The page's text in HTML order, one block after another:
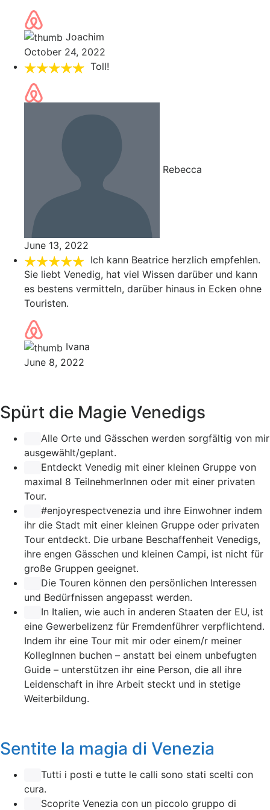
Joachim
October 24, 2022
Toll!
Rebecca
June 13, 2022
Ich kann Beatrice herzlich empfehlen.
Sie liebt Venedig, hat viel Wissen darüber und kann
es bestens vermitteln, darüber hinaus in Ecken ohne
Touristen.
Ivana
June 8, 2022
Spürt die Magie Venedigs
Alle Orte und Gässchen werden sorgfältig von mir
ausgewählt/geplant.
Entdeckt Venedig mit einer kleinen Gruppe von
maximal 8 TeilnehmerInnen oder mit einer privaten
Tour.
#enjoyrespectvenezia und ihre Einwohner indem
ihr die Stadt mit einer kleinen Gruppe oder privaten
Tour entdeckt. Die urbane Beschaffenheit Venedigs,
ihre engen Gässchen und kleinen Campi, ist nicht für
große Gruppen geeignet.
Die Touren können den persönlichen Interessen
und Bedürfnissen angepasst werden.
In Italien, wie auch in anderen Staaten der EU, ist
eine Gewerbelizenz für Fremdenführer verpflichtend.
Indem ihr eine Tour mit mir oder einem/r meiner
KollegInnen buchen – anstatt bei einem unbefugten
Guide – unterstützen ihr eine Person, die all ihre
Leidenschaft in ihre Arbeit steckt und in stetige
Weiterbildung.
Sentite la magia di Venezia
Tutti i posti e tutte le calli sono stati scelti con
cura.
Scoprite Venezia con un piccolo gruppo di